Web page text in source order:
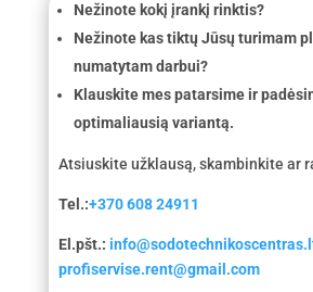
Nežinote kokį įrankį rinktis?
Nežinote kas tiktų Jūsų turimam
numatytam darbui?
Klauskite mes patarsime ir
optimaliausią variantą.
Atsiuskite užklausą, skambinkite ar
Tel.:+370 608 24911
El.pšt.:
profiservise.rent@gmail.com